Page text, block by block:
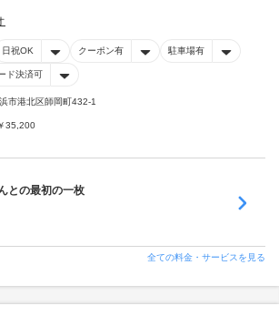
日祝OK クーポン有 駐車場有
ド決済可
市港北区師岡町432-1
35,200
との最初の一枚
全ての料金・サービスを見る